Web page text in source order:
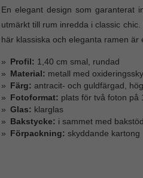
En elegant design som garanterat
utmärkt till rum inredda i classic
här klassiska och eleganta ramen
Profil: 1,40 cm smal, rundad
Material: metall med
Färg: antracit- och guldfärgad,
Fotoformat: plats för två foton på
Glas: klarglas
Bakstycke: i sammet med bakstöd
Förpackning: skyddande kartong